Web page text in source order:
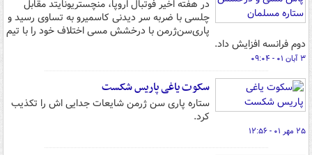
در هفته اخیر فوتبال اروپا، منچستریونایتد مقابل
چلسی با ضربه سر دیدنی کاسمیرو به تساوی رسید و
پاری‌سن‌ژرمن با درخشش مسی اختلاف خود را با تیم
دوم فرانسه افزایش داد.
۳ آبان ۰۱ - ۰۹:۰۴
سکوت یاغی پاریس شکست
ستاره پاری سن ژرمن شایعات جدایی اش را تکذیب
کرد.
۲۵ مهر ۰۱ - ۱۲:۵۶